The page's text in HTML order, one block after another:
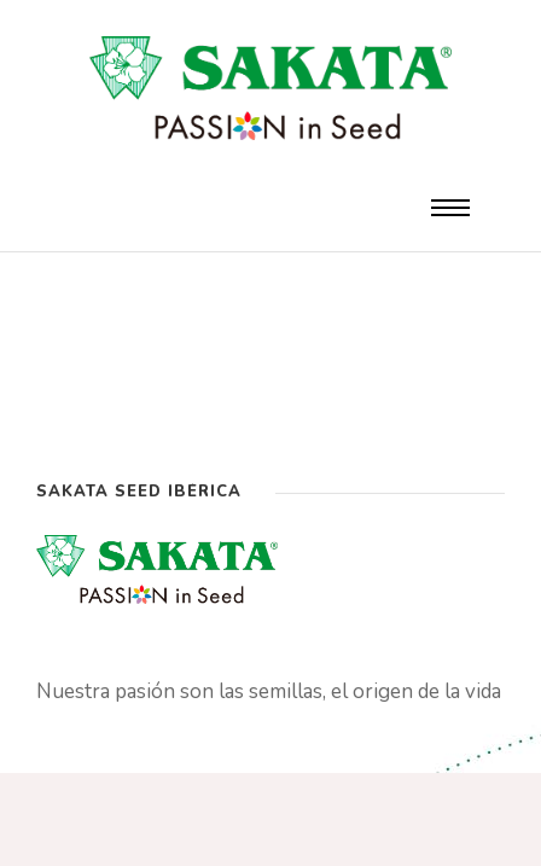
SAKATA SEED IBÉRICA
Nuestra pasión son las semillas, el origen de la vida